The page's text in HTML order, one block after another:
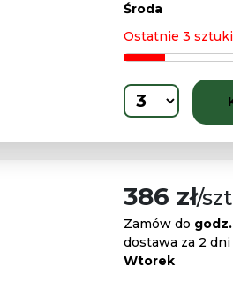
Środa
Ostatnie 3 sztuki
386 zł/
Zamów do godz.
dostawa za 2 dni
Wtorek